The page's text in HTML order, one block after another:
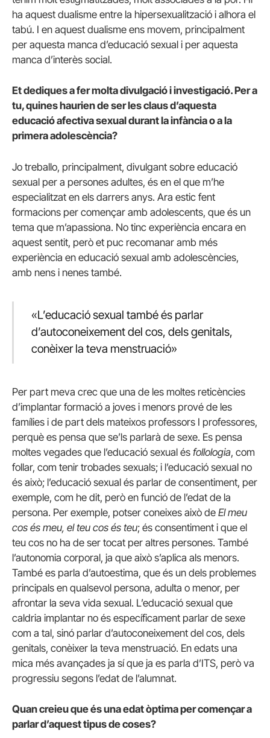
ha aquest dualisme entre la hipersexualització i alhora el
tabú. I en aquest dualisme ens movem, principalment
per aquesta manca d’educació sexual i per aquesta
manca d’interès social.
Et dediques a fer molta divulgació i investigació. Per a
tu, quines haurien de ser les claus d’aquesta
educació afectiva sexual durant la infància o a la
primera adolescència?
Jo treballo, principalment, divulgant sobre educació
sexual per a persones adultes, és en el que m’he
especialitzat en els darrers anys. Ara estic fent
formacions per començar amb adolescents, que és un
tema que m’apassiona. No tinc experiència encara en
aquest sentit, però et puc recomanar amb més
experiència en educació sexual amb adolescències,
amb nens i nenes també.
«L’educació sexual també és parlar
d’autoconeixement del cos, dels genitals,
conèixer la teva menstruació»
Per part meva crec que una de les moltes reticències
d’implantar formació a joves i menors prové de les
famílies i de part dels mateixos professors I professores,
perquè es pensa que se’ls parlarà de sexe. Es pensa
moltes vegades que l’educació sexual és follologia, com
follar, com tenir trobades sexuals; i l’educació sexual no
és això; l’educació sexual és parlar de consentiment, per
exemple, com he dit, però en funció de l’edat de la
persona. Per exemple, potser coneixes això de El meu
cos és meu, el teu cos és teu; és consentiment i que el
teu cos no ha de ser tocat per altres persones. També
l’autonomia corporal, ja que això s’aplica als menors.
També es parla d’autoestima, que és un dels problemes
principals en qualsevol persona, adulta o menor, per
afrontar la seva vida sexual. L’educació sexual que
caldria implantar no és específicament parlar de sexe
com a tal, sinó parlar d’autoconeixement del cos, dels
genitals, conèixer la teva menstruació. En edats una
mica més avançades ja sí que ja es parla d’ITS, però va
progressiu segons l’edat de l’alumnat.
Quancreieu que és una edat òptima per començar a
parlar d’aquest tipus de coses?